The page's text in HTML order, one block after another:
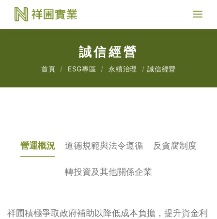
誠信經營
首頁 ESG專區 永續治理 誠信經營
營運概況 道德規範與法令遵循 反貪腐制度
轉投資及其他關係企業
祥圃積極爭取政府補助以降低成本負擔，提升資金利